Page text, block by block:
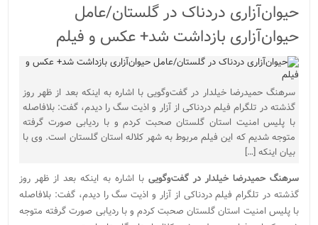
حیوان‌آزاری دردناک در گلستان/عامل
حیوان‌آزاری بازداشت شد+ عکس و فیلم
سرهنگ حمیدرضا خیلدار در گفت‌وگویی با اشاره به اینکه بعد از ظهر روز
گذشته در تلگرام فیلم دردناکی از آزار و اذیت سگ را دیدم، گفت: بلافاصله
با پلیس امنیت استان گلستان صحبت کردم و با ردیابی صورت گرفته
متوجه شدیم که این فیلم مربوط به شهر کلاله استان گلستان است. وی با
بیان اینکه […]
سرهنگ حمیدرضا خیلدار در گفت‌وگوییبا اشاره به اینکه بعد از ظهر روز
گذشته در تلگرام فیلم دردناکی از آزار و اذیت سگ را دیدم، گفت: بلافاصله
با پلیس امنیت استان گلستان صحبت کردم و با ردیابی صورت گرفته متوجه